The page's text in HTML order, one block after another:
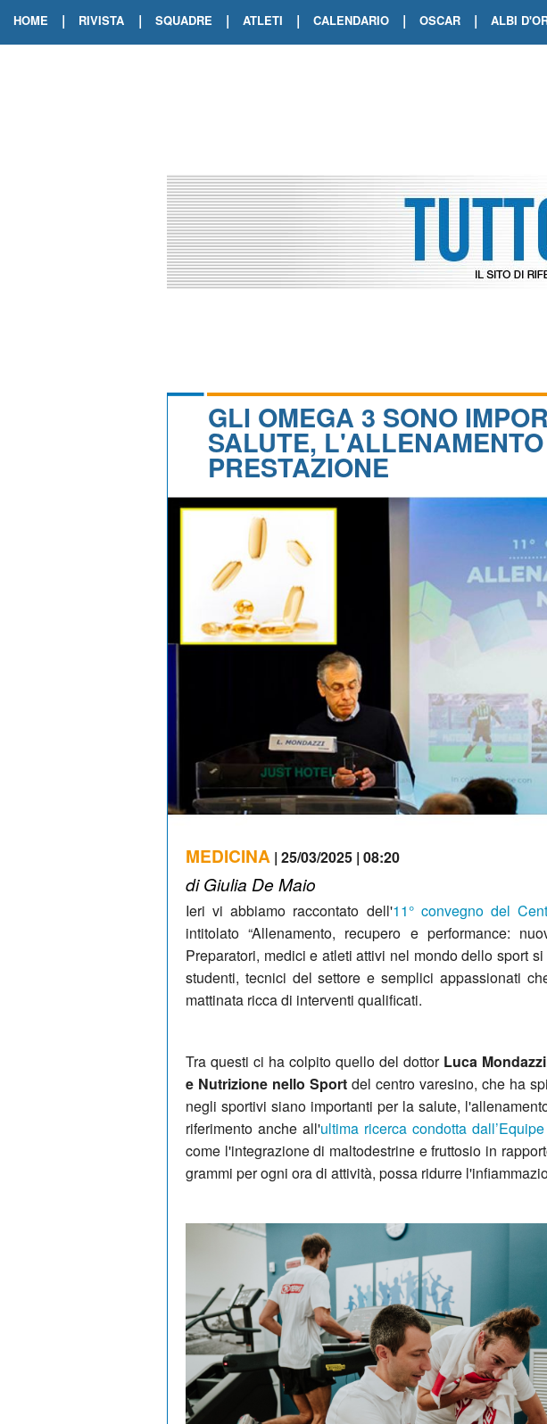
HOME | RIVISTA | SQUADRE | ATLETI | CALENDARIO | OSCAR | ALBI
GLI OMEGA 3 SONO
SALUTE,
PRESTAZIONE
MEDICINA | 25/03/2025 | 08:20
di Giulia De Maio
Ieri vi abbiamo raccontato dell'11° convegno del
intitolato “Allenamento, recupero e performance:
Preparatori, medici e atleti attivi nel mondo dello sport
studenti, tecnici del settore e semplici appassionati
mattinata ricca di interventi qualificati.
Tra questi ci ha colpito quello del dottor Luca
e Nutrizione nello Sport del centro varesino, che ha
negli sportivi siano importanti per la salute,
riferimento anche all'ultima ricerca condotta
come l'integrazione di maltodestrine e fruttosio in
grammi per ogni ora di attività, possa ridurre
#334